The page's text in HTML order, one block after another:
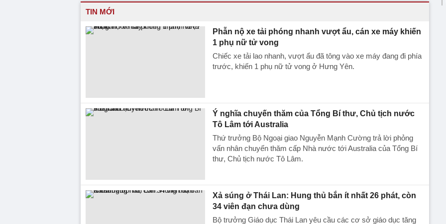
TIN MỚI
Phẫn nộ xe tải phóng nhanh vượt ẩu, cán xe máy khiến
1 phụ nữ tử vong
Chiếc xe tải lao nhanh, vượt ẩu đã tông vào xe máy đang đi phía
trước, khiến 1 phụ nữ tử vong ở Hưng Yên.
Ý nghĩa chuyến thăm của Tổng Bí thư, Chủ tịch nước
Tô Lâm tới Australia
Thứ trưởng Bộ Ngoại giao Nguyễn Mạnh Cường trả lời phỏng
vấn nhân chuyến thăm cấp Nhà nước tới Australia của Tổng Bí
thư, Chủ tịch nước Tô Lâm.
Xả súng ở Thái Lan: Hung thủ bắn ít nhất 26 phát, còn
34 viên đạn chưa dùng
Bộ trưởng Giáo dục Thái Lan yêu cầu các cơ sở giáo dục tăng